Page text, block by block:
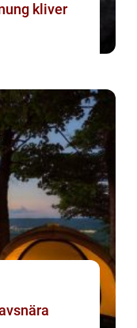
kliver